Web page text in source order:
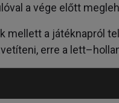
a vége előtt
mellett a játéknapról
erre a